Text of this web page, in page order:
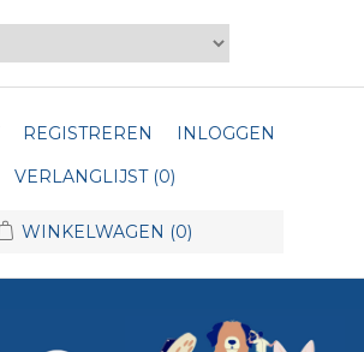
REGISTREREN
INLOGGEN
VERLANGLIJST (0)
WINKELWAGEN (0)